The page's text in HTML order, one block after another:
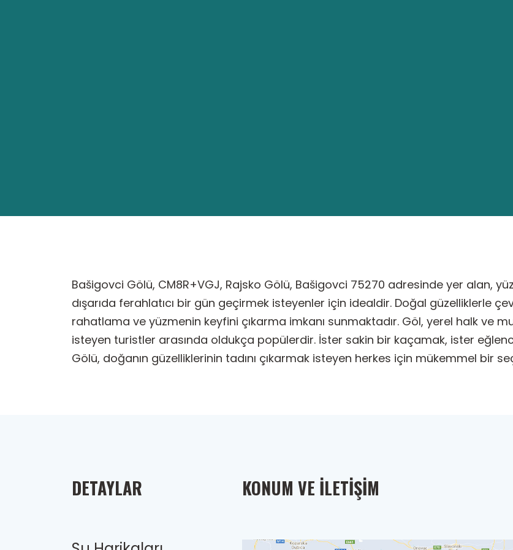
Bašigovci Gölü, CM8R+VGJ, Rajsko Gölü, Bašigovci 75270 adresinde yer alan,
dışarıda ferahlatıcı bir gün geçirmek isteyenler için idealdir. Doğal güzelliklerle
rahatlama ve yüzmenin keyfini çıkarma imkanı sunmaktadır. Göl, yerel halk ve
isteyen turistler arasında oldukça popülerdir. İster sakin bir kaçamak, ister
Gölü, doğanın güzelliklerinin tadını çıkarmak isteyen herkes için mükemmel bir
DETAYLAR KONUM VE İLETIŞIM